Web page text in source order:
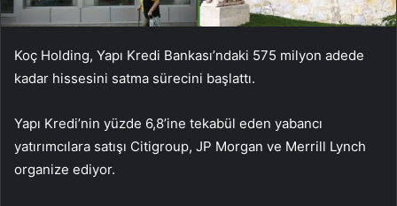
Koç Holding, Yapı Kredi Bankası’ndaki 575 milyon adede
kadar hissesini satma sürecini başlattı.
Yapı Kredi’nin yüzde 6,8’ine tekabül eden yabancı
yatırımcılara satışı Citigroup, JP Morgan ve Merrill Lynch
organize ediyor.